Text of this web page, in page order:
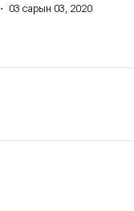
・ 03 сарын 03, 2020